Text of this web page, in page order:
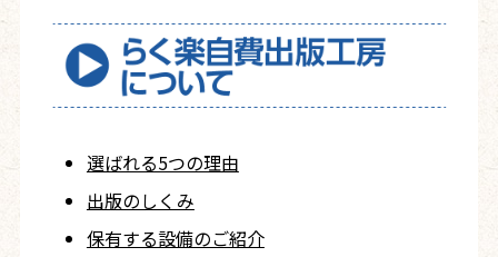
選ばれる5つの理由
出版のしくみ
保有する設備のご紹介